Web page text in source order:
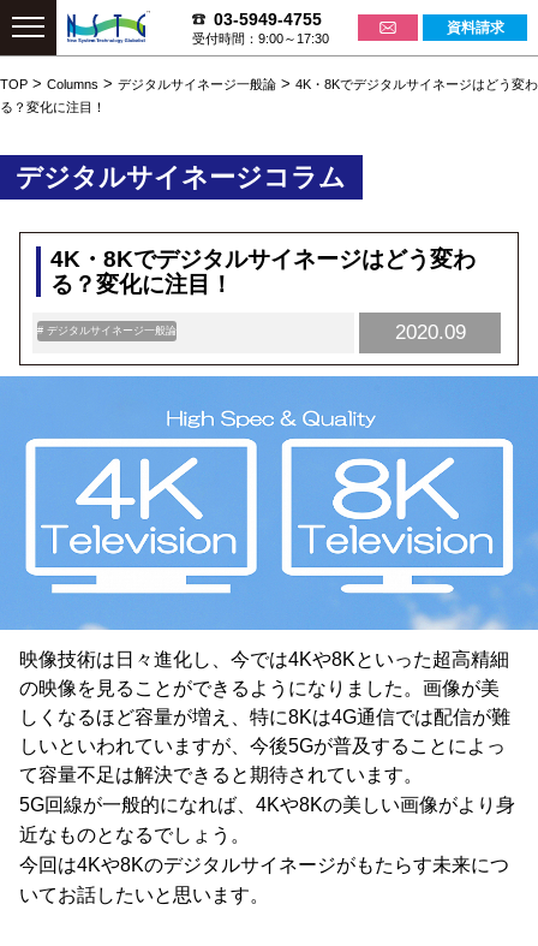
03-5949-4755
受付時間：9:00～17:30
資料請求
TOP > Columns > デジタルサイネージ一般論 > 4K・8Kでデジタルサイネージはどう変わ
る？変化に注目！
デジタルサイネージコラム
4K・8Kでデジタルサイネージはどう変わ
る？変化に注目！
# デジタルサイネージ一般論 2020.09
映像技術は日々進化し、今では4Kや8Kといった超高精細
の映像を見ることができるようになりました。画像が美
しくなるほど容量が増え、特に8Kは4G通信では配信が難
しいといわれていますが、今後5Gが普及することによっ
て容量不足は解決できると期待されています。
5G回線が一般的になれば、4Kや8Kの美しい画像がより身
近なものとなるでしょう。
今回は4Kや8Kのデジタルサイネージがもたらす未来につ
いてお話したいと思います。